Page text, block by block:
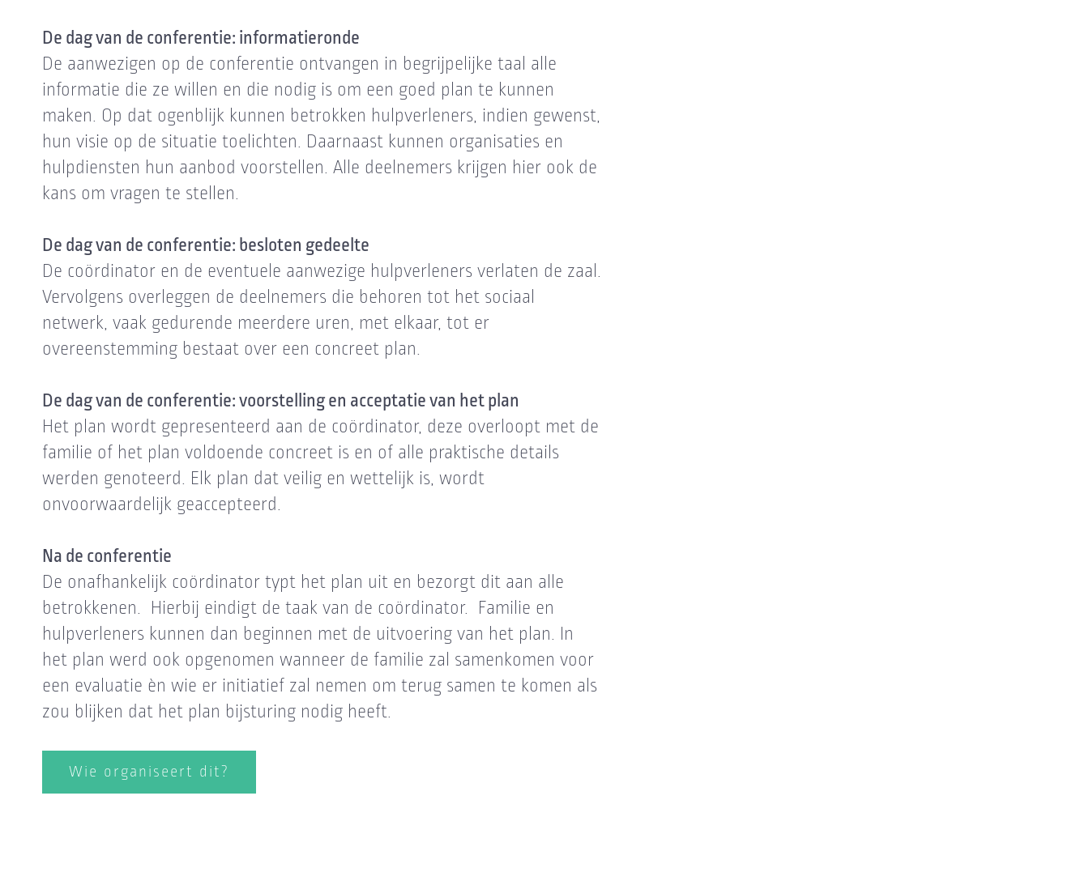
De dag van de conferentie: informatieronde
De aanwezigen op de conferentie ontvangen in begrijpelijke taal alle
informatie die ze willen en die nodig is om een goed plan te kunnen
maken. Op dat ogenblijk kunnen betrokken hulpverleners, indien gewenst,
hun visie op de situatie toelichten. Daarnaast kunnen organisaties en
hulpdiensten hun aanbod voorstellen. Alle deelnemers krijgen hier ook de
kans om vragen te stellen.
De dag van de conferentie: besloten gedeelte
De coördinator en de eventuele aanwezige hulpverleners verlaten de zaal.
Vervolgens overleggen de deelnemers die behoren tot het sociaal
netwerk, vaak gedurende meerdere uren, met elkaar, tot er
overeenstemming bestaat over een concreet plan.
De dag van de conferentie: voorstelling en acceptatie van het plan
Het plan wordt gepresenteerd aan de coördinator, deze overloopt met de
familie of het plan voldoende concreet is en of alle praktische details
werden genoteerd. Elk plan dat veilig en wettelijk is, wordt
onvoorwaardelijk geaccepteerd.
Na de conferentie
De onafhankelijk coördinator typt het plan uit en bezorgt dit aan alle
betrokkenen. Hierbij eindigt de taak van de coördinator. Familie en
hulpverleners kunnen dan beginnen met de uitvoering van het plan. In
het plan werd ook opgenomen wanneer de familie zal samenkomen voor
een evaluatie èn wie er initiatief zal nemen om terug samen te komen als
zou blijken dat het plan bijsturing nodig heeft.
Wie organiseert dit?